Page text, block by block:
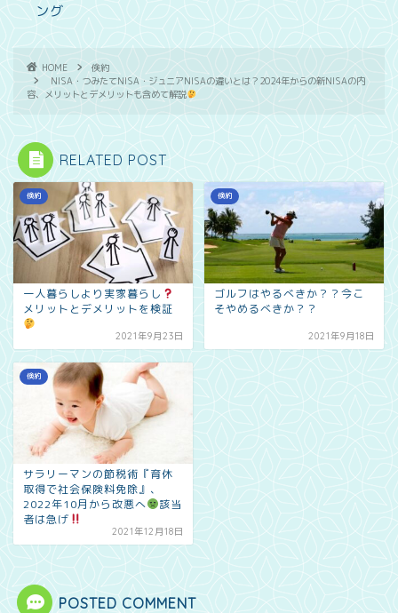
HOME
倹約
NISA・つみたてNISA・ジュニアNISAの違いとは？2024年からの新NISAの内
容、メリットとデメリットも含めて解説
RELATED POST
倹約
一人暮らしより実家暮らし
メリットとデメリットを検証
2021年9月23日
倹約
ゴルフはやるべきか？？今こ
そやめるべきか？？
2021年9月18日
倹約
サラリーマンの節税術『育休
取得で社会保険料免除』、
2022年10月から改悪へ
該当
者は急げ
2021年12月18日
POSTED COMMENT